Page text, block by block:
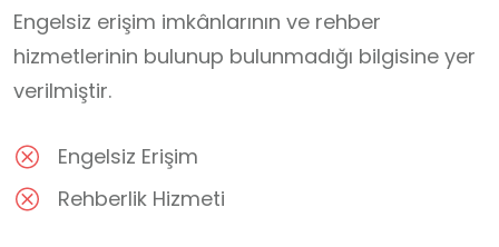
Engelsiz erişim imkânlarının ve rehber
hizmetlerinin bulunup bulunmadığı bilgisine yer
verilmiştir.
Engelsiz Erişim
Rehberlik Hizmeti